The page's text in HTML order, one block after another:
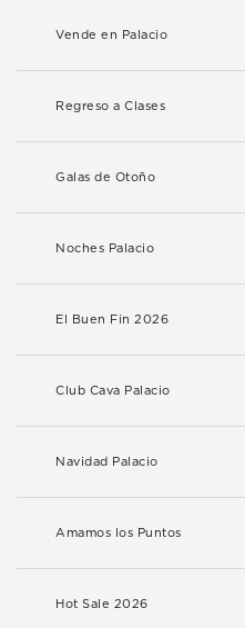
Vende en Palacio
Regreso a Clases
Galas de Otoño
Noches Palacio
El Buen Fin 2026
Club Cava Palacio
Navidad Palacio
Amamos los Puntos
Hot Sale 2026